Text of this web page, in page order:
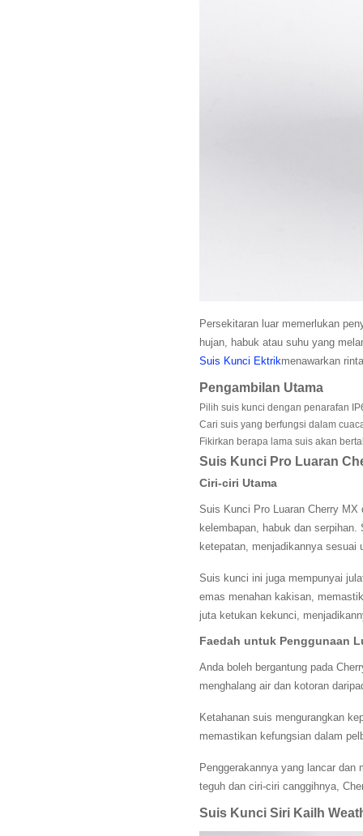
Persekitaran luar memerlukan
hujan, habuk atau suhu yang
Suis Kunci Ektrikmenawarkan
Pengambilan Utama
Pilih suis kunci dengan penarafan
Cari suis yang berfungsi dalam
Fikirkan berapa lama suis akan
Suis Kunci Pro Luaran
Ciri-ciri Utama
Suis Kunci Pro Luaran Cherry MX
kelembapan, habuk dan
ketepatan, menjadikannya sesuai
Suis kunci ini juga mempunyai
emas menahan kakisan,
juta ketukan kekunci,
Faedah untuk Penggunaan
Anda boleh bergantung pada
menghalang air dan kotoran
Ketahanan suis mengurangkan
memastikan kefungsian dalam
Penggerakannya yang lancar dan
teguh dan ciri-ciri canggihnya,
Suis Kunci Siri Kailh